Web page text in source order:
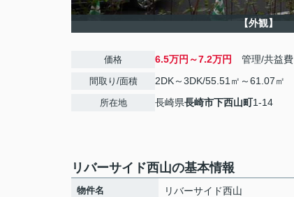
【外観】
価格 6.5万円～7.2万円 管理/共益費
間取り/面積 2DK～3DK/55.51㎡～61.07㎡
所在地 長崎県長崎市下西山町1-14
リバーサイド西山の基本情報
物件名 リバーサイド西山